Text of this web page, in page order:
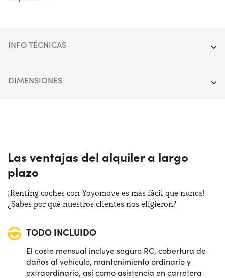
INFO TÉCNICAS
Tracción:Anterior
Plazas de estacionamiento:
Potencia:
Distintivo:C
DIMENSIONES
150 cm
Maletero (max):
Maletero (min):340 lt
Las ventajas del alquiler a largo
plazo
¡Renting coches con Yoyomove es más fácil que nunca!
¿Sabes por qué nuestros clientes nos eligieron?
TODO INCLUIDO
El coste mensual incluye seguro RC, cobertura de
daños al vehículo, mantenimiento ordinario y
extraordinario, así como asistencia en carretera